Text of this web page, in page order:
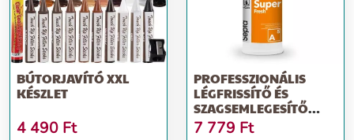
BÚTORJAVÍTÓ XXL
KÉSZLET
4 490 Ft
PROFESSZIONÁLIS
LÉGFRISSÍTŐ ÉS
SZAGSEMLEGESÍTŐ
PUMPÁS
7 779 Ft